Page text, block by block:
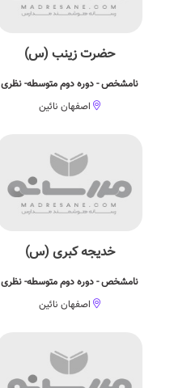
حضرت زینب (س)
نامشخص - دوره دوم متوسطه- نظری
اصفهان نائین
خدیجه کبری (س)
نامشخص - دوره دوم متوسطه- نظری
اصفهان نائین